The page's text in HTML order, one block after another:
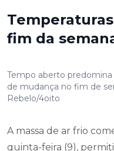
fim da
Tempo aberto
de mudança no fim de
Rebelo/4oito
A massa de ar frio
quinta-feira (9),